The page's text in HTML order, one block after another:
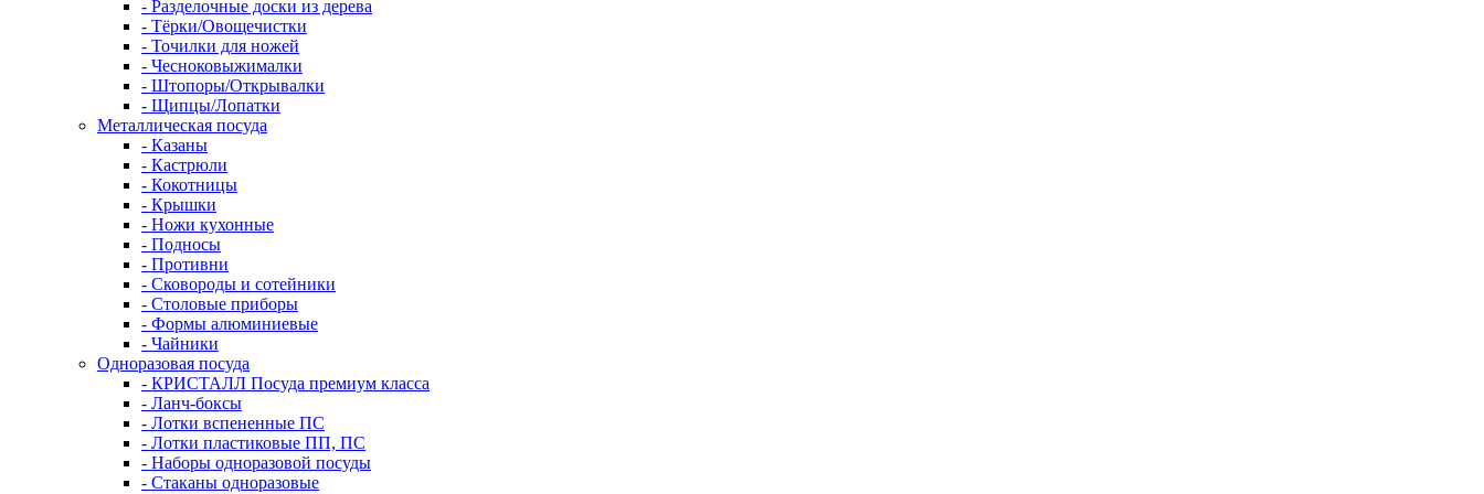
- Разделочные доски из дерева
- Тёрки/Овощечистки
- Точилки для ножей
- Чесноковыжималки
- Штопоры/Открывалки
- Щипцы/Лопатки
Металлическая посуда
- Казаны
- Кастрюли
- Кокотницы
- Крышки
- Ножи кухонные
- Подносы
- Противни
- Сковороды и сотейники
- Столовые приборы
- Формы алюминиевые
- Чайники
Одноразовая посуда
- КРИСТАЛЛ Посуда премиум класса
- Ланч-боксы
- Лотки вспененные ПС
- Лотки пластиковые ПП, ПС
- Наборы одноразовой посуды
- Стаканы одноразовые